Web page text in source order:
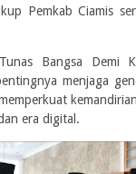
Pemkab Ciamis
Bangsa Demi
menjaga
era digital.